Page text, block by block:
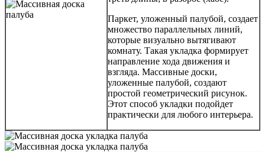
Паркет, уложенный палубой, создает
множество параллельных линий,
которые визуально вытягивают
комнату. Такая укладка формирует
направление хода движения и
взгляда. Массивные доски,
уложенные палубой, создают
простой геометрический рисунок.
Этот способ укладки подойдет
практически для любого интерьера.